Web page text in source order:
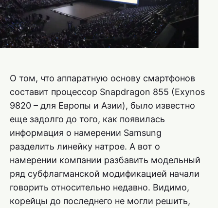
О том, что аппаратную основу смартфонов
составит процессор Snapdragon 855 (Exynos
9820 – для Европы и Азии), было известно
еще задолго до того, как появилась
информация о намерении Samsung
разделить линейку натрое. А вот о
намерении компании разбавить модельный
ряд субфлагманской модификацией начали
говорить относительно недавно. Видимо,
корейцы до последнего не могли решить,